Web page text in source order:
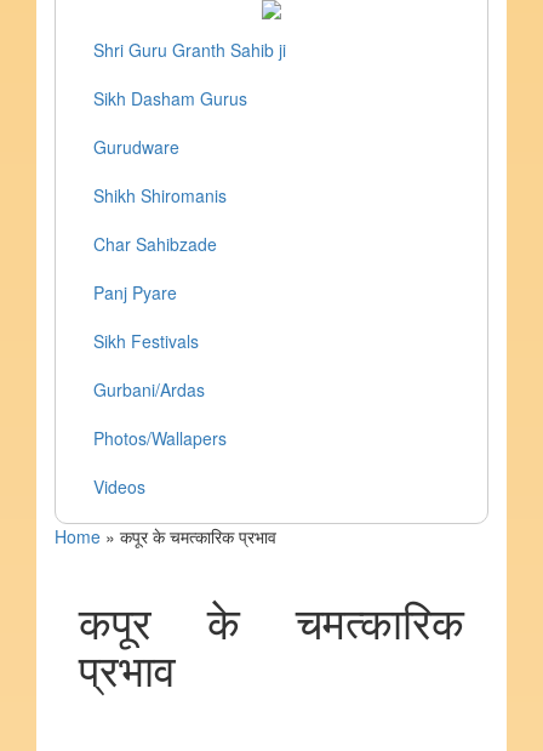
Shri Guru Granth Sahib ji
Sikh Dasham Gurus
Gurudware
Shikh Shiromanis
Char Sahibzade
Panj Pyare
Sikh Festivals
Gurbani/Ardas
Photos/Wallapers
Videos
Home » कपूर के चमत्कारिक प्रभाव
कपूर के चमत्कारिक
प्रभाव